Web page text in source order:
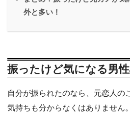
外と多い！
振ったけど気になる男
自分が振られたのなら、元恋人の
気持ちも分からなくはありません。